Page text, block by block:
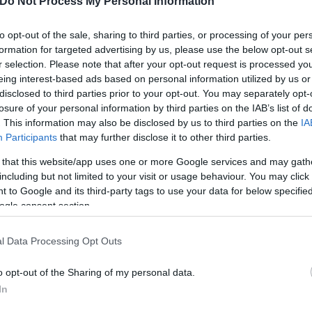
opt-out of the sale, sharing to third parties, or processing of your
for targeted advertising by us, please use the below opt-out
selection. Please note that after your opt-out request is processed
interest-based ads based on personal information utilized by us
to third parties prior to your opt-out. You may separately
of your personal information by third parties on the IAB’s list of
This information may also be disclosed by us to third parties on the
Participants that may further disclose it to other third parties.
that this website/app uses one or more Google services and may
but not limited to your visit or usage behaviour. You may
to Google and its third-party tags to use your data for below
consent section.
Data Processing Opt Outs
opt-out of the Sharing of my personal data.
μεταξύ των υπολοίπων επιβατών, που έκαναν
Στο αεροσκάφος επέβαιναν και αρκετοί
το επεισόδιο να πάρει διαστάσεις και
με τους αστυνομικούς να συνοδεύουν
Flash.grστην αναζήτηση τηςGoogle
ξυλοδαρμού 17χρονου από συγγενείς της